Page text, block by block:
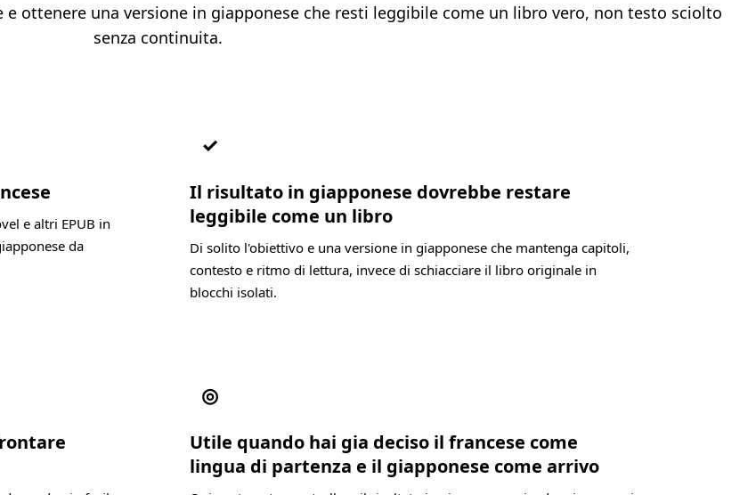
e ottenere una versione in giapponese che resti leggibile come un libro vero, non testo sciolto
senza continuita.
e altri EPUB in
da
✓
Il risultato in giapponese dovrebbe restare
leggibile come un libro
Di solito l'obiettivo e una versione in giapponese che mantenga capitoli,
contesto e ritmo di lettura, invece di schiacciare il libro originale in
blocchi isolati.
◎
Utile quando hai gia deciso il francese come
lingua di partenza e il giapponese come arrivo